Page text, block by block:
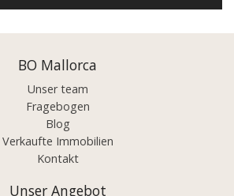
BO Mallorca
Unser team
Fragebogen
Blog
Verkaufte Immobilien
Kontakt
Unser Angebot